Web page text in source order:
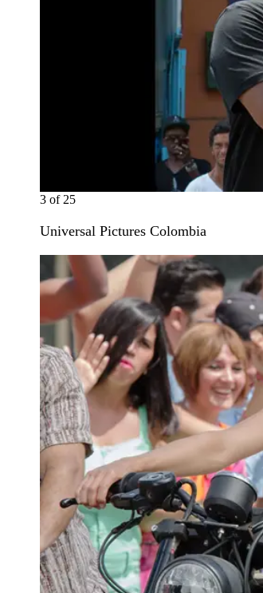
3 of 25
Universal Pictures Colombia